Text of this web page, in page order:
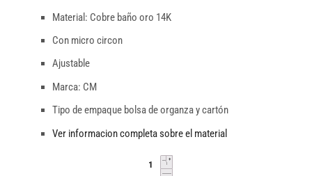
Material: Cobre baño oro 14K
Con micro circon
Ajustable
Marca: CM
Tipo de empaque bolsa de organza y cartón
Ver informacion completa sobre el material